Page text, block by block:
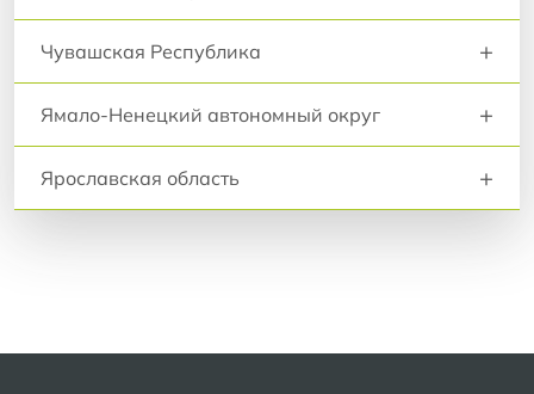
Чувашская Республика +
Ямало-Ненецкий автономный округ +
Ярославская область +